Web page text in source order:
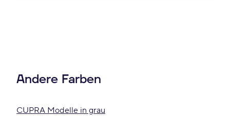
Andere Farben
CUPRA Modelle in grau